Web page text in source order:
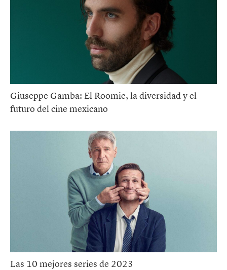
Giuseppe Gamba: El Roomie, la diversidad y el
futuro del cine mexicano
Las 10 mejores series de 2023